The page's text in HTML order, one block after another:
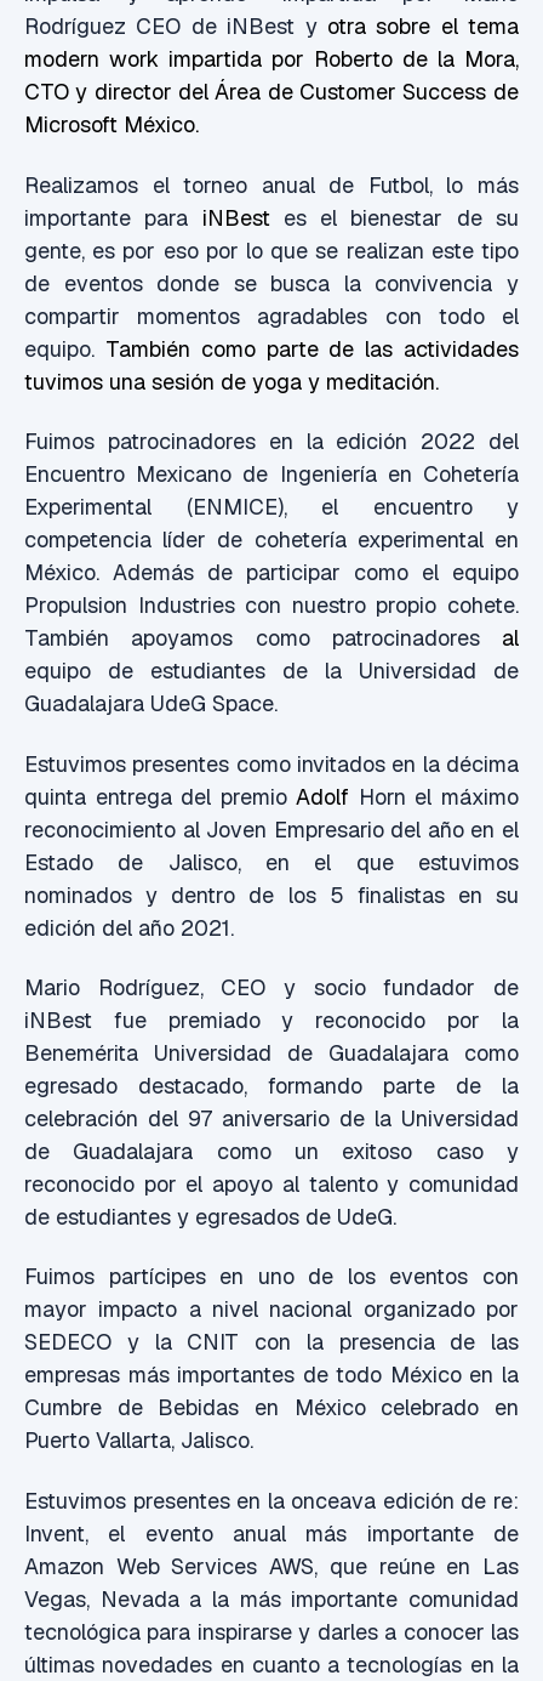
Rodríguez CEO de iNBest y otra sobre el tema
modern work impartida por Roberto de la Mora,
CTO y director del Área de Customer Success de
Microsoft México.
Realizamos el torneo anual de Futbol, lo más
importante para iNBest es el bienestar de su
gente, es por eso por lo que se realizan este tipo
de eventos donde se busca la convivencia y
compartir momentos agradables con todo el
equipo. También como parte de las actividades
tuvimos una sesión de yoga y meditación.
Fuimos patrocinadores en la edición 2022 del
Encuentro Mexicano de Ingeniería en Cohetería
Experimental (ENMICE), el encuentro y
competencia líder de cohetería experimental en
México. Además de participar como el equipo
Propulsion Industries con nuestro propio cohete.
También apoyamos como patrocinadores al
equipo de estudiantes de la Universidad de
Guadalajara UdeG Space.
Estuvimos presentes como invitados en la décima
quinta entrega del premioAdolf Horn el máximo
reconocimiento al Joven Empresario del año en el
Estado de Jalisco, en el que estuvimos
nominados y dentro de los 5 finalistas en su
edición del año 2021.
Mario Rodríguez, CEO y socio fundador de
iNBest fue premiado y reconocido por la
Benemérita Universidad de Guadalajara como
egresado destacado, formando parte de la
celebración del 97 aniversario de la Universidad
de Guadalajara como un exitoso caso y
reconocido por el apoyo al talento y comunidad
de estudiantes y egresados de UdeG.
Fuimos partícipes en uno de los eventos con
mayor impacto a nivel nacional organizado por
SEDECO y la CNIT con la presencia de las
empresas más importantes de todo México en la
Cumbre de Bebidas en México celebrado en
Puerto Vallarta, Jalisco.
Estuvimos presentes en la onceava edición de re:
Invent, el evento anual más importante de
Amazon Web Services AWS, que reúne en Las
Vegas, Nevada a la más importante comunidad
tecnológica para inspirarse y darles a conocer las
últimas novedades en cuanto a tecnologías en la